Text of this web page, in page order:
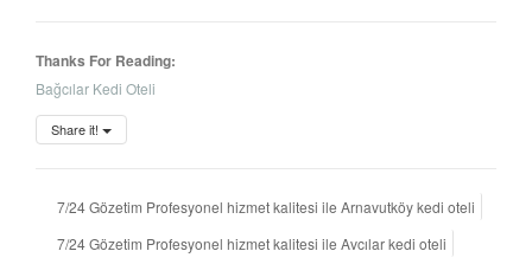
Thanks For Reading:
Bağcılar Kedi Oteli
Share it!
7/24 Gözetim Profesyonel hizmet kalitesi ile Arnavutköy kedi oteli
7/24 Gözetim Profesyonel hizmet kalitesi ile Avcılar kedi oteli